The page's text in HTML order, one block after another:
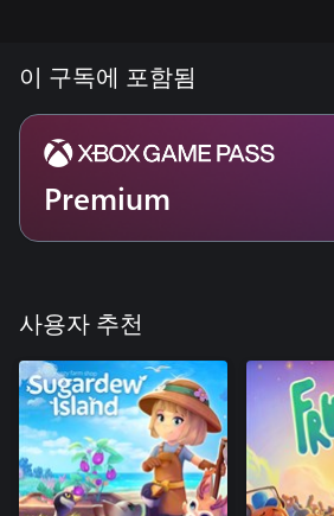
이 구독에 포함됨
Premium
사용자 추천